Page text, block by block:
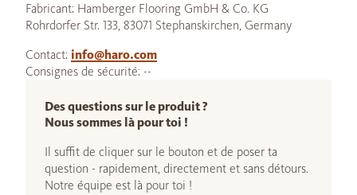
Fabricant: Hamberger Flooring GmbH & Co. KG
Rohrdorfer Str. 133, 83071 Stephanskirchen, Germany
Contact: info@haro.com
Consignes de sécurité: --
Des questions sur le produit ?
Nous sommes là pour toi !
Il suffit de cliquer sur le bouton et de poser ta
question - rapidement, directement et sans détours.
Notre équipe est là pour toi !